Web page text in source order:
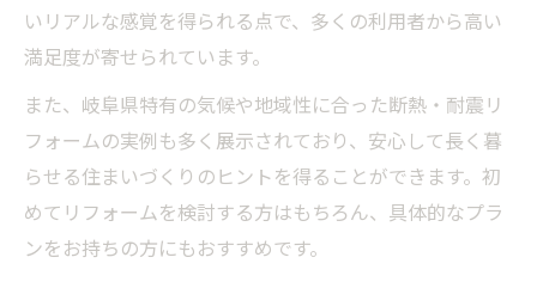
いリアルな感覚を得られる点で、多くの利用者から高い
満足度が寄せられています。
また、岐阜県特有の気候や地域性に合った断熱・耐震リ
フォームの実例も多く展示されており、安心して長く暮
らせる住まいづくりのヒントを得ることができます。初
めてリフォームを検討する方はもちろん、具体的なプラ
ンをお持ちの方にもおすすめです。